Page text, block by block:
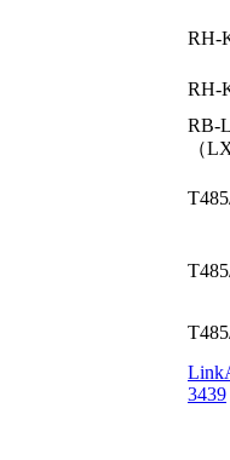
RH-
RH-
RB-
（
3439